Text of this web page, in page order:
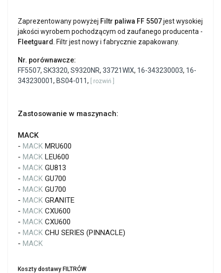
Zaprezentowany powyżej Filtr paliwa FF 5507jest wysokiej
jakości wyrobem pochodzącym od zaufanego producenta -
Fleetguard . Filtr jest nowy i fabrycznie zapakowany.
Nr. porównawcze:
FF5507, SK3320, S9320NR, 33721WIX, 16-343230003, 16-
343230001, BS04-011, [ rozwiń ]
Zastosowanie w maszynach:
MACK
- MACK MRU600
- MACK LEU600
- MACK GU813
- MACK GU700
- MACK GU700
- MACK GRANITE
- MACK CXU600
- MACK CXU600
- MACK CHU SERIES (PINNACLE)
- MACK
Koszty dostawy FILTRÓW